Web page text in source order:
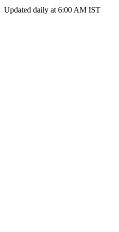
Updated daily at 6:00 AM IST